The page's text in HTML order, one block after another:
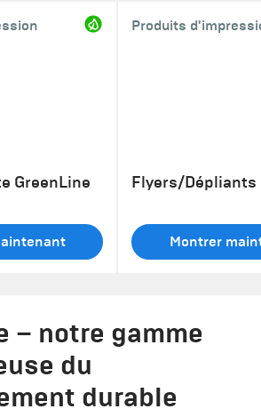
GreenLine
Produits
Flyers/Dépliants
Montrer
– notre gamme
du
durable